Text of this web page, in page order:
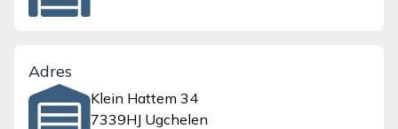
Adres
Klein Hattem 34
7339HJ Ugchelen